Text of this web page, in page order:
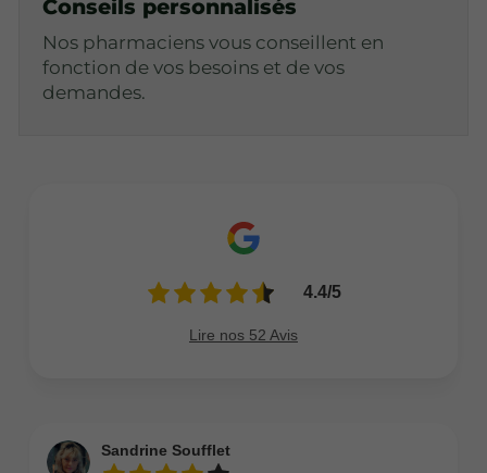
Conseils personnalisés
Nos pharmaciens vous conseillent en
fonction de vos besoins et de vos
demandes.